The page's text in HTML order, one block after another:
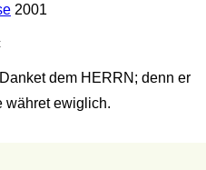
2001
dem HERRN; denn er
währet ewiglich.